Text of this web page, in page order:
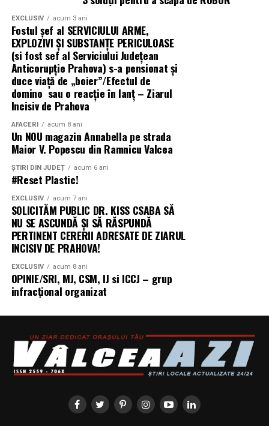
EXCLUSIV acum 3 ani
Fostul șef al SERVICIULUI ARME,
EXPLOZIVI ŞI SUBSTANŢE PERICULOASE
(si fost sef al Serviciului Judeţean
Anticorupţie Prahova) s-a pensionat și
duce viață de „boier”/Efectul de
domino sau o reacție în lanț – Ziarul
Incisiv de Prahova
AFACERI acum 8 ani
Un NOU magazin Annabella pe strada
Maior V. Popescu din Ramnicu Valcea
ȘTIRI DIN JUDEȚ acum 6 ani
#Reset Plastic!
EXCLUSIV acum 7 ani
SOLICITĂM PUBLIC DR. KISS CSABA SĂ
NU SE ASCUNDĂ ȘI SĂ RĂSPUNDĂ
PERTINENT CERERII ADRESATE DE ZIARUL
INCISIV DE PRAHOVA!
EXCLUSIV acum 8 ani
OPINIE/SRI, MJ, CSM, IJ si ICCJ – grup
infracțional organizat